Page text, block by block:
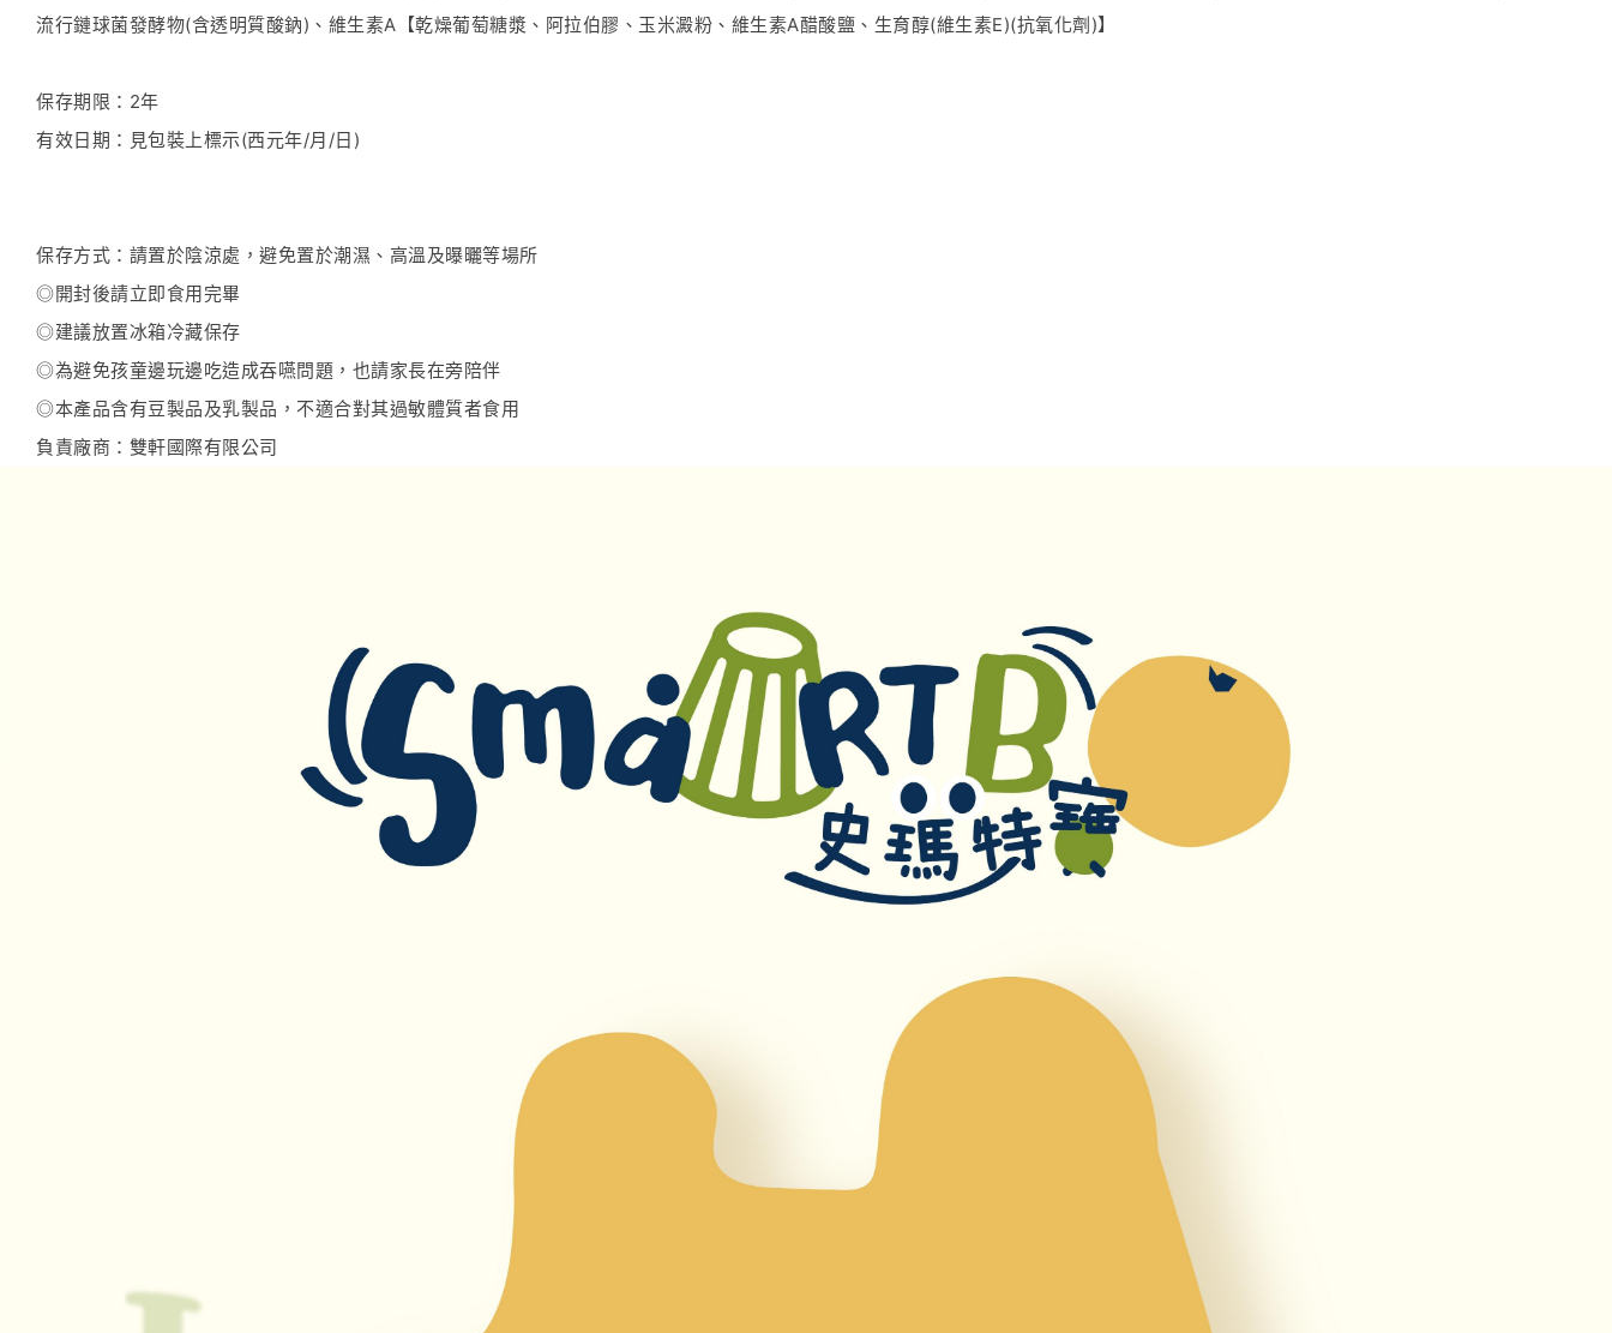
流行鏈球菌發酵物(含透明質酸鈉)、維生素A【乾燥葡萄糖漿、阿拉伯膠、玉米澱粉、維生素A醋酸鹽、生育醇(維生素E)(抗氧化劑)】
保存期限：2年
有效日期：見包裝上標示(西元年/月/日)
保存方式：請置於陰涼處，避免置於潮濕、高溫及曝曬等場所
◎開封後請立即食用完畢
◎建議放置冰箱冷藏保存
◎為避免孩童邊玩邊吃造成吞嚥問題，也請家長在旁陪伴
◎本產品含有豆製品及乳製品，不適合對其過敏體質者食用
負責廠商：雙軒國際有限公司